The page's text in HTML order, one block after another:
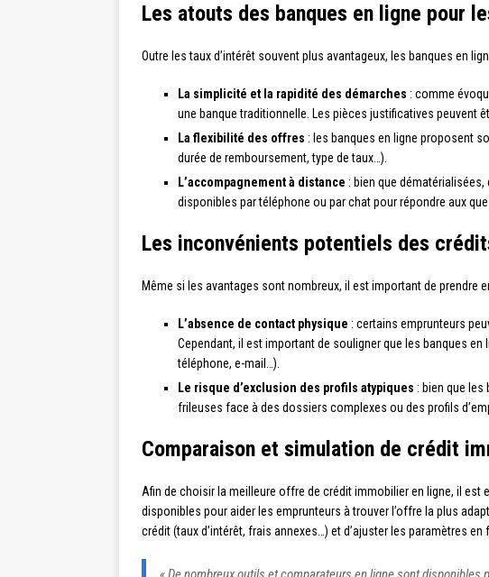
Les atouts des banques en ligne pour
Outre les taux d’intérêt souvent plus avantageux, les banques en
La simplicité et la rapidité des démarches : comme
une banque traditionnelle. Les pièces justificatives peuvent
La flexibilité des offres : les banques en ligne proposent
durée de remboursement, type de taux…).
L’accompagnement à distance : bien que
disponibles par téléphone ou par chat pour répondre aux
Les inconvénients potentiels des
Même si les avantages sont nombreux, il est important de
L’absence de contact physique : certains emprunteurs
Cependant, il est important de souligner que les banques
téléphone, e-mail…).
Le risque d’exclusion des profils atypiques : bien que
frileuses face à des dossiers complexes ou des profils
Comparaison et simulation de crédit
Afin de choisir la meilleure offre de crédit immobilier en ligne, il
disponibles pour aider les emprunteurs à trouver l’offre la plus
crédit (taux d’intérêt, frais annexes…) et d’ajuster les paramètres